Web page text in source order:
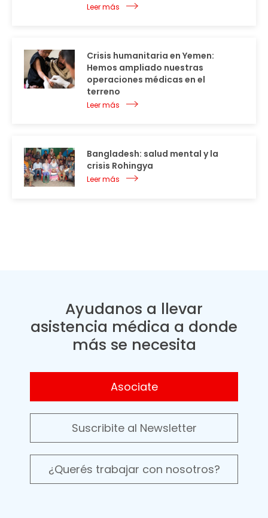
Leer más
Crisis humanitaria en Yemen:
Hemos ampliado nuestras
operaciones médicas en el
terreno
Leer más
Bangladesh: salud mental y la
crisis Rohingya
Leer más
Ayudanos a llevar
asistencia médica a donde
más se necesita
Asociate
Suscribite al Newsletter
¿Querés trabajar con nosotros?